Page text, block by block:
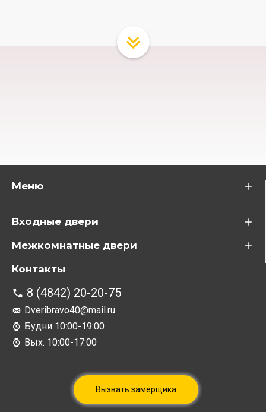
Меню
Входные двери
Межкомнатные двери
Контакты
8 (4842) 20-20-75
Dveribravo40@mail.ru
Будни 10:00-19:00
Вых. 10:00-17:00
Вызвать замерщика